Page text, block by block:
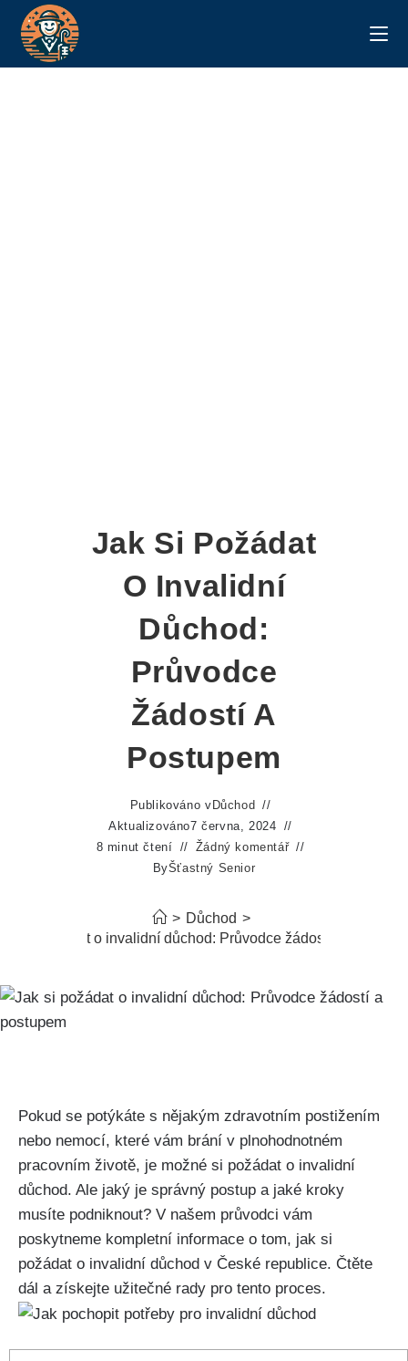
Jak Si Požádat
O Invalidní
Důchod:
Průvodce
Žádostí A
Postupem
Publikováno v Důchod
Aktualizováno7 června, 2024
8 minut čtení
Žádný komentář
ByŠťastný Senior
> Důchod >
si požádat o invalidní důchod: Průvodce žádostí a
Pokud se potýkáte s nějakým zdravotním postižením
nebo nemocí, které vám brání v plnohodnotném
pracovním životě, je možné si požádat o invalidní
důchod. Ale jaký je správný postup a jaké kroky
musíte podniknout? V našem průvodci vám
poskytneme kompletní informace o tom, jak si
požádat o invalidní důchod v České republice. Čtěte
dál a získejte užitečné rady pro tento proces.